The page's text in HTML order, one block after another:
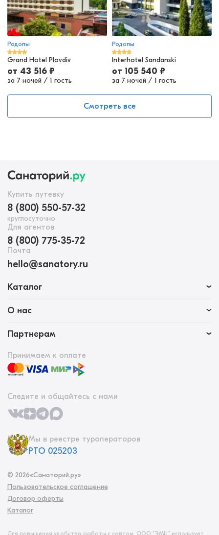
Родопы
Grand Hotel Plovdiv
от 43 516 ₽
за 7 ночей / 1 гость
Родопы
Interhotel Sandanski
от 105 540 ₽
за 7 ночей / 1 гость
Смотреть все
Купить путевку
8 (800) 550-57-32
круглосуточно
Для агентов
8 (800) 775-35-72
Почта
hello@sanatory.ru
Каталог
О нас
Партнерам
Принимаем к оплате
Следите и общайтесь с нами
Мы в реестре туроператоров
РТО 025203
© 2026«Санаторий.ру»
Пользовательское соглашение
Договор оферты
Каталог
Для повышения удобства работы с сайтом, ООО "ЭМЦ" использует